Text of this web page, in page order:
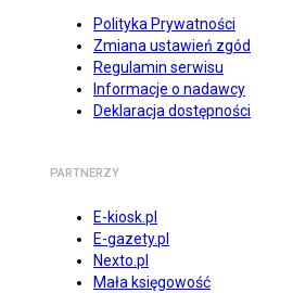
Polityka Prywatności
Zmiana ustawień zgód
Regulamin serwisu
Informacje o nadawcy
Deklaracja dostępności
PARTNERZY
E-kiosk.pl
E-gazety.pl
Nexto.pl
Mała księgowość